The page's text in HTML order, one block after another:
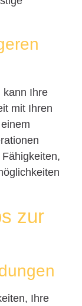
kann Ihre
mit Ihren
zur
Ihre